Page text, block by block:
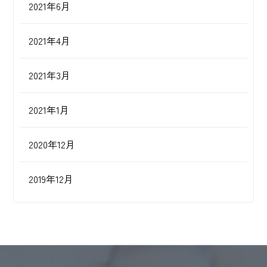
2021年6月
2021年4月
2021年3月
2021年1月
2020年12月
2019年12月